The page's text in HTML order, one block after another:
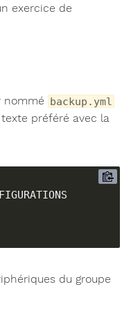
exercice de
nommé backup.yml
préféré avec la
du groupe